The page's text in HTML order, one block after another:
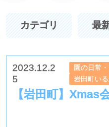
カテゴリ 最
2023.12.2
5
園の日常
岩田町い
【岩田町】Xmas